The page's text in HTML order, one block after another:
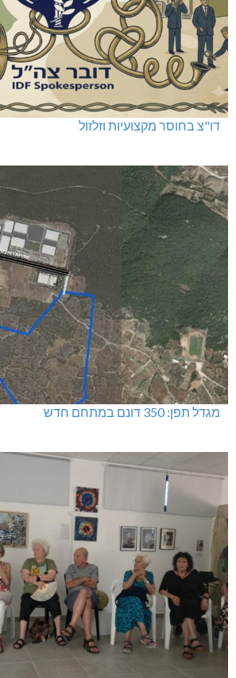
דו"צ בחוסר מקצועיות וזלזול
מגדל תפן: 350 דונם במתחם חדש